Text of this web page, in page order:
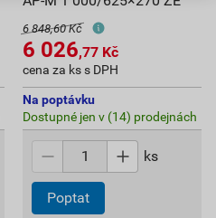
6 848,60 Kč
6 026,77 Kč
cena za ks s DPH
Na poptávku
Dostupné jen v (14) prodejnách
ks
Poptat